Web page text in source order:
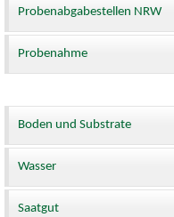
Probenabgabestellen NRW
Probenahme
Boden und Substrate
Wasser
Saatgut